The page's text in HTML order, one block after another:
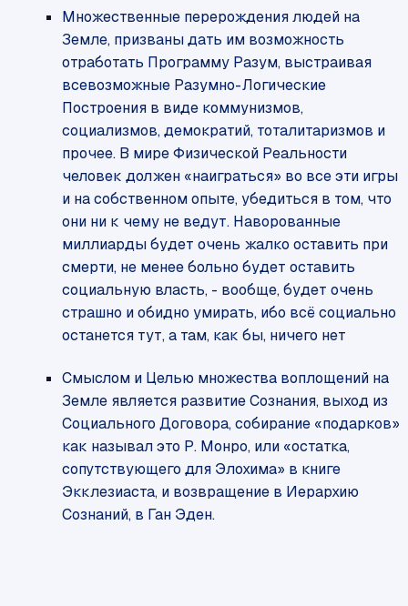
Множественные перерождения людей на
Земле, призваны дать им возможность
отработать Программу Разум, выстраивая
всевозможные Разумно-Логические
Построения в виде коммунизмов,
социализмов, демократий, тоталитаризмов и
прочее. В мире Физической Реальности
человек должен «наиграться» во все эти игры
и на собственном опыте, убедиться в том, что
они ни к чему не ведут. Наворованные
миллиарды будет очень жалко оставить при
смерти, не менее больно будет оставить
социальную власть, - вообще, будет очень
страшно и обидно умирать, ибо всё социально
останется тут, а там, как бы, ничего нет
Смыслом и Целью множества воплощений на
Земле является развитие Сознания, выход из
Социального Договора, собирание «подарков»
как называл это Р. Монро, или «остатка,
сопутствующего для Элохима» в книге
Экклезиаста, и возвращение в Иерархию
Сознаний, в Ган Эден.